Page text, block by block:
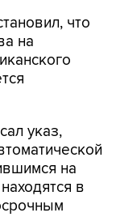
что
на
указ,
на
в